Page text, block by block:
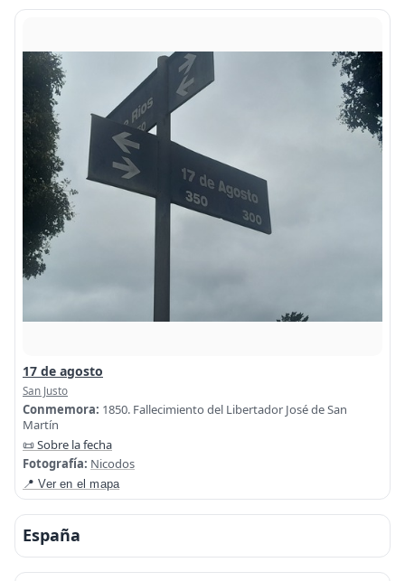
17 de agosto
San Justo
Conmemora: 1850. Fallecimiento del Libertador José de San
Martín
📜 Sobre la fecha
Fotografía: Nicodos
📍 Ver en el mapa
España